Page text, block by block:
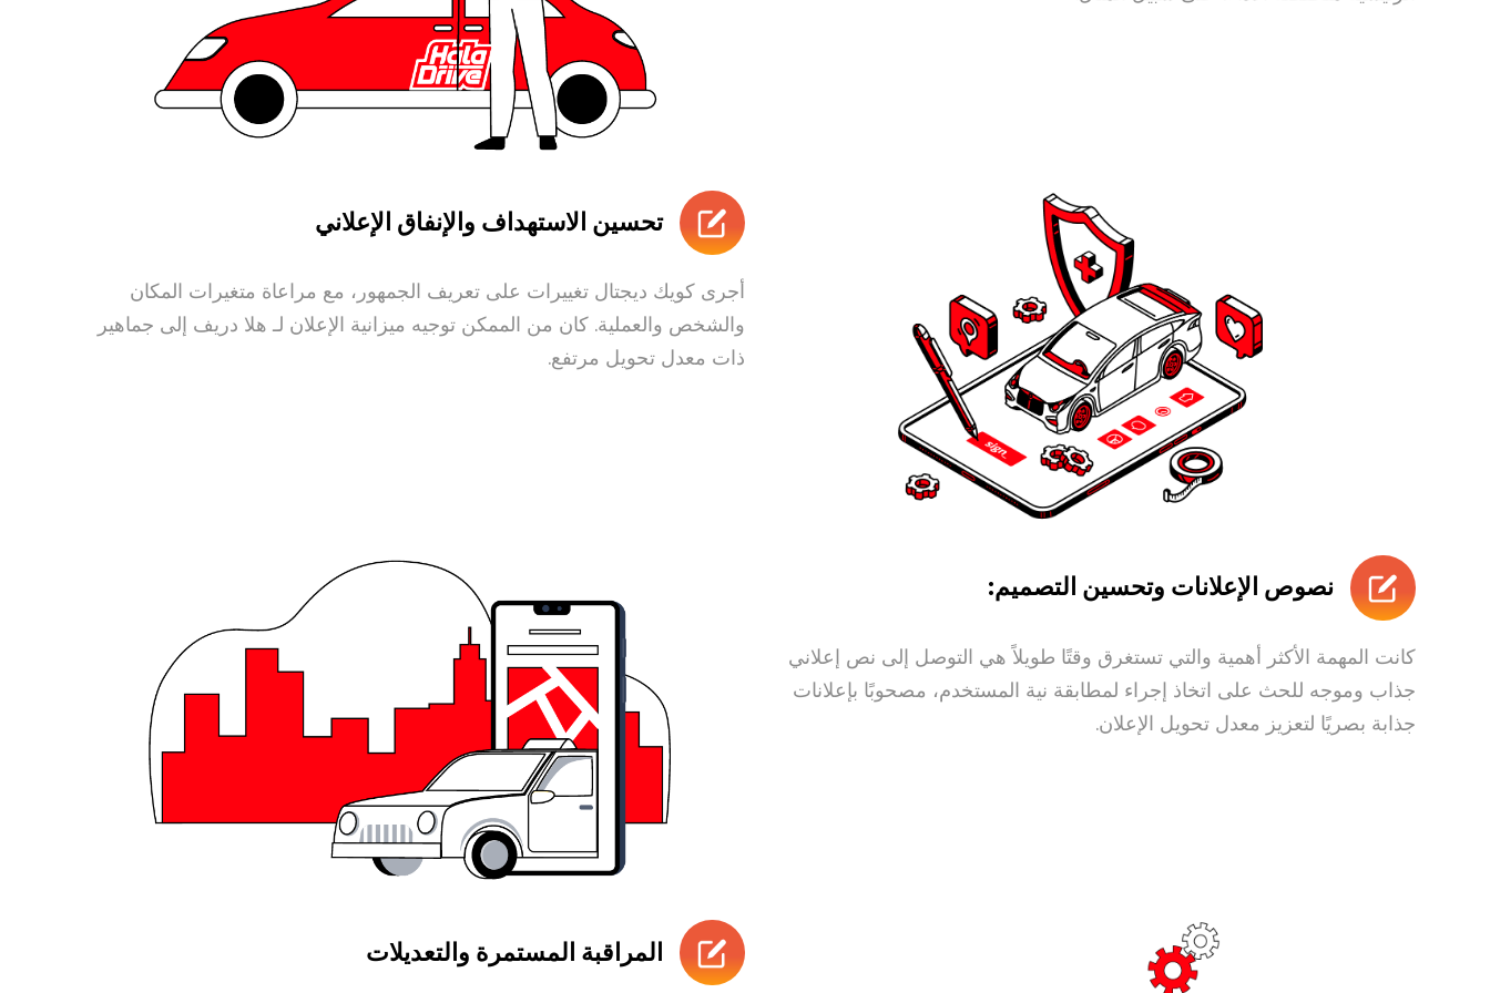
تحسين الاستهداف والإنفاق الإعلاني
أجرى كويك ديجتال تغييرات على تعريف الجمهور، مع مراعاة متغيرات المكان
والشخص والعملية. كان من الممكن توجيه ميزانية الإعلان لـ هلا دريف إلى جماهير
ذات معدل تحويل مرتفع.
نصوص الإعلانات وتحسين التصميم:
كانت المهمة الأكثر أهمية والتي تستغرق وقتًا طويلاً هي التوصل إلى نص إعلاني
جذاب وموجه للحث على اتخاذ إجراء لمطابقة نية المستخدم، مصحوبًا بإعلانات
جذابة بصريًا لتعزيز معدل تحويل الإعلان.
المراقبة المستمرة والتعديلات